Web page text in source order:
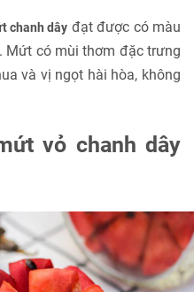
chanh dây đạt được có màu
Mứt có mùi thơm đặc trưng
và vị ngọt hài hòa, không
vỏ chanh dây